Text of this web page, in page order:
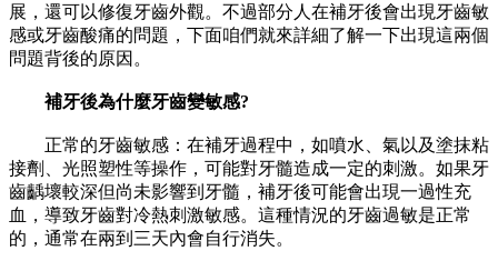
展，還可以修復牙齒外觀。不過部分人在補牙後會出現牙齒敏
感或牙齒酸痛的問題，下面咱們就來詳細了解一下出現這兩個
問題背後的原因。
補牙後為什麼牙齒變敏感?
正常的牙齒敏感：在補牙過程中，如噴水、氣以及塗抹粘
接劑、光照塑性等操作，可能對牙髓造成一定的刺激。如果牙
齒齲壞較深但尚未影響到牙髓，補牙後可能會出現一過性充
血，導致牙齒對冷熱刺激敏感。這種情況的牙齒過敏是正常
的，通常在兩到三天內會自行消失。